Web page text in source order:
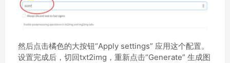
然后点击橘色的大按钮“Apply settings” 应用这个配置。
设置完成后，切回txt2img，重新点击“Generate” 生成图